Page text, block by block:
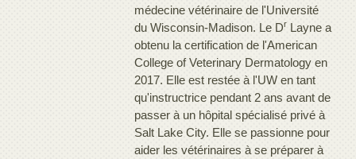
médecine vétérinaire de l'Université
du Wisconsin-Madison. Le Dr Layne a
obtenu la certification de l'American
College of Veterinary Dermatology en
2017. Elle est restée à l'UW en tant
qu'instructrice pendant 2 ans avant de
passer à un hôpital spécialisé privé à
Salt Lake City. Elle se passionne pour
aider les vétérinaires à se préparer à